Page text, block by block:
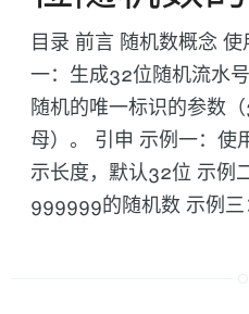
目录 前言 随机数概念
一：生成32位随机流水
随机的唯一标识的参数
母）。 引申 示例一：使
示长度，默认32位 示例
999999的随机数 示例